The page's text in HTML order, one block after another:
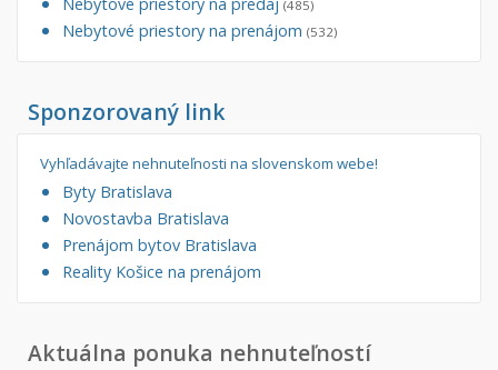
(485)
Nebytové priestory na prenájom (532)
Sponzorovaný link
Vyhľadávajte nehnuteľnosti na slovenskom webe!
Byty Bratislava
Novostavba Bratislava
Prenájom bytov Bratislava
Reality Košice na prenájom
Aktuálna ponuka nehnuteľností